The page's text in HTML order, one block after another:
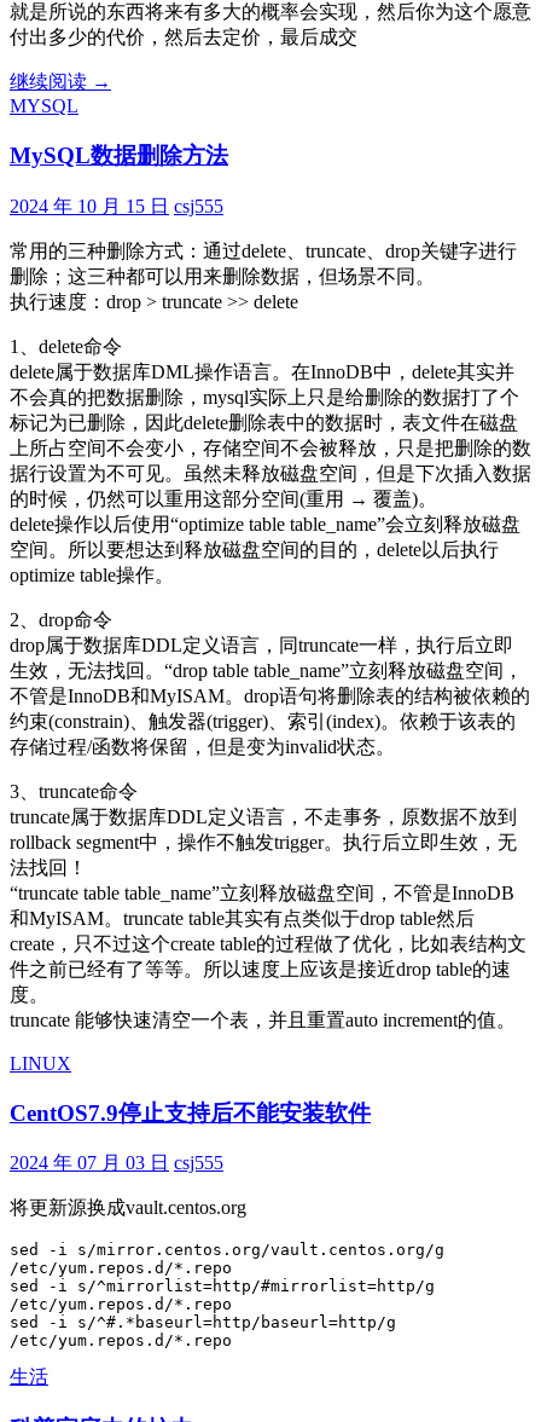
就是所说的东西将来有多大的概率会实现，然后你为这个愿意
付出多少的代价，然后去定价，最后成交
继续阅读散
股
亏
者
的
游
戏
→
MYSQL
MySQL数据删除方法
2024 年 10 月 15 日 csj555
常用的三种删除方式：通过delete、truncate、drop关键字进行
删除；这三种都可以用来删除数据，但场景不同。
执行速度：drop > truncate >> delete
1、delete命令
delete属于数据库DML操作语言。在InnoDB中，delete其实并
不会真的把数据删除，mysql实际上只是给删除的数据打了个
标记为已删除，因此delete删除表中的数据时，表文件在磁盘
上所占空间不会变小，存储空间不会被释放，只是把删除的数
据行设置为不可见。虽然未释放磁盘空间，但是下次插入数据
的时候，仍然可以重用这部分空间(重用 → 覆盖)。
delete操作以后使用“optimize table table_name”会立刻释放磁盘
空间。所以要想达到释放磁盘空间的目的，delete以后执行
optimize table操作。
2、drop命令
drop属于数据库DDL定义语言，同truncate一样，执行后立即
生效，无法找回。“drop table table_name”立刻释放磁盘空间，
不管是InnoDB和MyISAM。drop语句将删除表的结构被依赖的
约束(constrain)、触发器(trigger)、索引(index)。依赖于该表的
存储过程/函数将保留，但是变为invalid状态。
3、truncate命令
truncate属于数据库DDL定义语言，不走事务，原数据不放到
rollback segment中，操作不触发trigger。执行后立即生效，无
法找回！
“truncate table table_name”立刻释放磁盘空间，不管是InnoDB
和MyISAM。truncate table其实有点类似于drop table然后
create，只不过这个create table的过程做了优化，比如表结构文
件之前已经有了等等。所以速度上应该是接近drop table的速
度。
truncate 能够快速清空一个表，并且重置auto increment的值。
LINUX
CentOS7.9停止支持后不能安装软件
2024 年 07 月 03 日 csj555
将更新源换成vault.centos.org
sed -i s/mirror.centos.org/vault.centos.org/g
/etc/yum.repos.d/*.repo
sed -i s/^mirrorlist=http/#mirrorlist=http/g
/etc/yum.repos.d/*.repo
sed -i s/^#.*baseurl=http/baseurl=http/g
/etc/yum.repos.d/*.repo
生活